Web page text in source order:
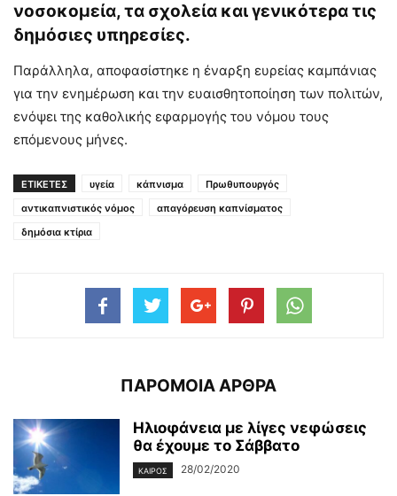
νοσοκομεία, τα σχολεία και γενικότερα τις
δημόσιες υπηρεσίες.
Παράλληλα, αποφασίστηκε η έναρξη ευρείας καμπάνιας
για την ενημέρωση και την ευαισθητοποίηση των πολιτών,
ενόψει της καθολικής εφαρμογής του νόμου τους
επόμενους μήνες.
ΕΤΙΚΕΤΕΣ υγεία κάπνισμα
Πρωθυπουργός
αντικαπνιστικός νόμος
απαγόρευση καπνίσματος
δημόσια κτίρια
ΠΑΡΟΜΟΙΑ ΑΡΘΡΑ
Ηλιοφάνεια με λίγες νεφώσεις
θα έχουμε το Σάββατο
ΚΑΙΡΌΣ 28/02/2020